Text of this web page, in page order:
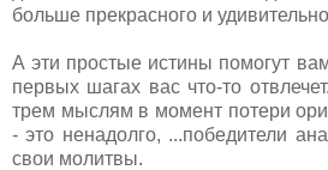
больше прекрасного и
А эти простые истины помогут
первых шагах вас что-то
трем мыслям в момент потери
- это ненадолго, ...победители
свои молитвы.